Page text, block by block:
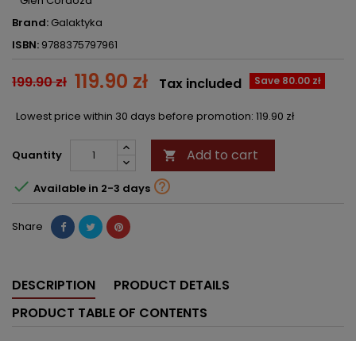
Brand: Galaktyka
ISBN: 9788375797961
199.90 zł 119.90 zł Save 80.00 zł
Tax included
Lowest price within 30 days before promotion: 119.90 zł
Quantity  Add to cart
 Available in 2-3 days 
Share
DESCRIPTION
PRODUCT DETAILS
PRODUCT TABLE OF CONTENTS